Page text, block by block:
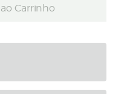
Carrinho